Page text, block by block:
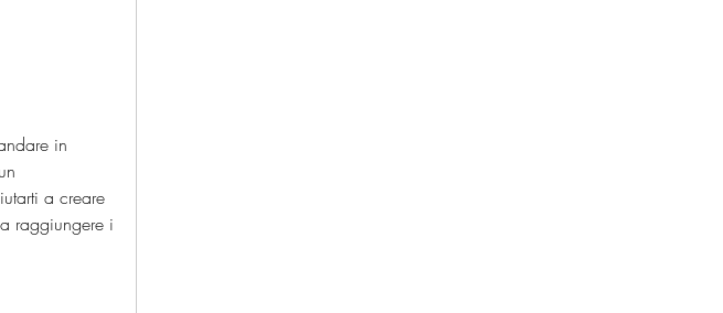
in
a creare
raggiungere i